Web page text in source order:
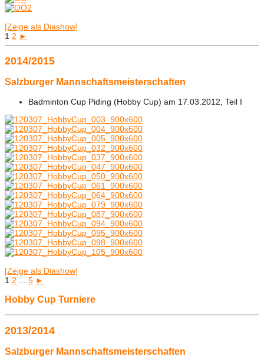
[Zeige als Diashow]
1 2 ►
2014/2015
Salzburger Mannschaftsmeisterschaften
Badminton Cup Piding (Hobby Cup) am 17.03.2012, Teil I
[Zeige als Diashow]
1 2 5 ►
Hobby Cup Turniere
2013/2014
Salzburger Mannschaftsmeisterschaften